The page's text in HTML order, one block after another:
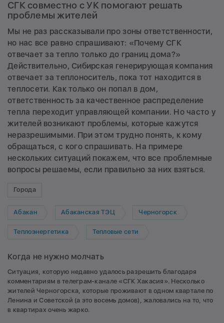
СГК совместно с УК помогают решать
проблемы жителей
Мы не раз рассказывали про зоны ответственности,
но нас все равно спрашивают: «Почему СГК
отвечает за тепло только до границ дома?»
Действительно, Сибирская генерирующая компания
отвечает за теплоноситель, пока тот находится в
теплосети. Как только он попал в дом,
ответственность за качественное распределение
тепла переходит управляющей компании. Но часто у
жителей возникают проблемы, которые кажутся
неразрешимыми. При этом трудно понять, к кому
обращаться, с кого спрашивать. На примере
нескольких ситуаций покажем, что все проблемные
вопросы решаемы, если правильно за них взяться.
Города
Абакан Абаканская ТЭЦ Черногорск
Теплоэнергетика Тепловые сети
Когда не нужно молчать
Ситуация, которую недавно удалось разрешить благодаря
комментариям в телеграм-канале «СГК Хакасия». Несколько
жителей Черногорска, которые проживают в одном квартале по
Ленина и Советской (а это восемь домов), жаловались на то, что
в квартирах очень жарко.